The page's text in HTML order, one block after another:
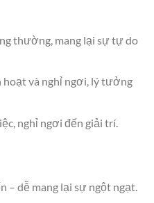
thường, mang lại sự tự do
và nghỉ ngơi, lý tưởng
nghỉ ngơi đến giải trí.
– dễ mang lại sự ngột ngạt.